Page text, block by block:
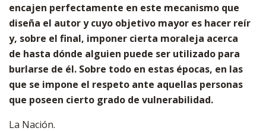
encajen perfectamente en este mecanismo que
diseña el autor y cuyo objetivo mayor es hacer reír
y, sobre el final, imponer cierta moraleja acerca
de hasta dónde alguien puede ser utilizado para
burlarse de él. Sobre todo en estas épocas, en las
que se impone el respeto ante aquellas personas
que poseen cierto grado de vulnerabilidad.
La Nación.